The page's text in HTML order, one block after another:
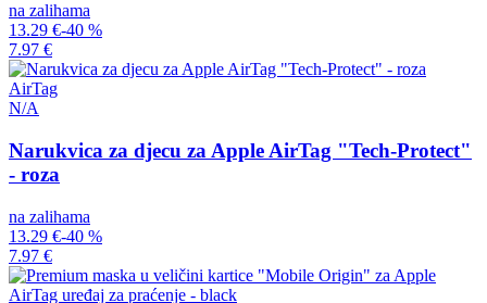
na zalihama
13.29 €-40 %
7.97 €
AirTag
N/A
Narukvica za djecu za Apple AirTag "Tech-Protect"
- roza
na zalihama
13.29 €-40 %
7.97 €